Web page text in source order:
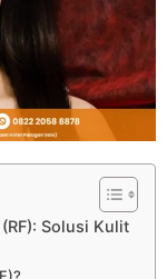
Solusi Kulit